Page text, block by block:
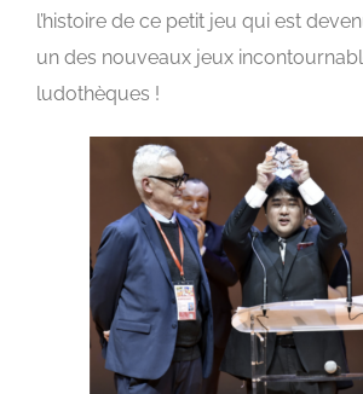
l’histoire de ce petit jeu qui est
un des nouveaux jeux
ludothèques !